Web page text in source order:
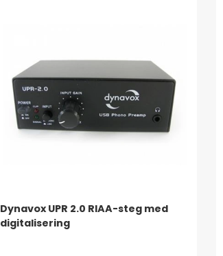
Dynavox UPR 2.0 RIAA-steg med
digitalisering